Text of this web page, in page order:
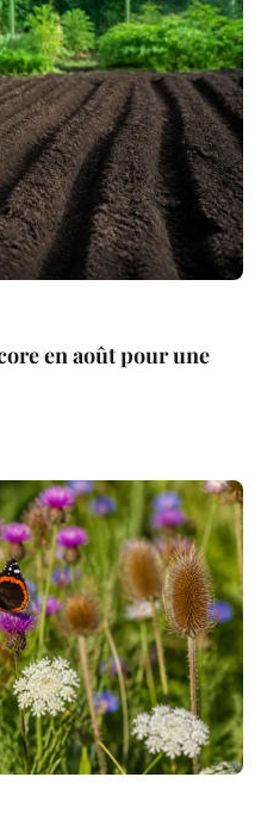
en août pour une